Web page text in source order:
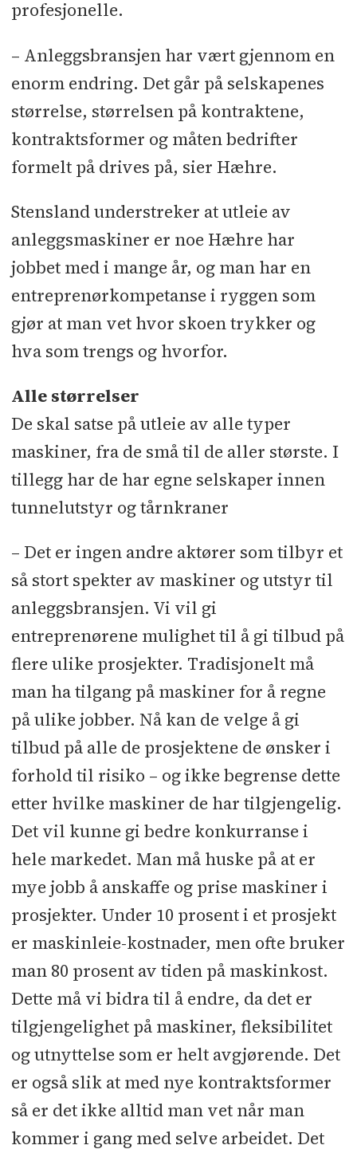
profesjonelle.
– Anleggsbransjen har vært gjennom en
enorm endring. Det går på selskapenes
størrelse, størrelsen på kontraktene,
kontraktsformer og måten bedrifter
formelt på drives på, sier Hæhre.
Stensland understreker at utleie av
anleggsmaskiner er noe Hæhre har
jobbet med i mange år, og man har en
entreprenørkompetanse i ryggen som
gjør at man vet hvor skoen trykker og
hva som trengs og hvorfor.
Alle størrelser
De skal satse på utleie av alle typer
maskiner, fra de små til de aller største. I
tillegg har de har egne selskaper innen
tunnelutstyr og tårnkraner
– Det er ingen andre aktører som tilbyr et
så stort spekter av maskiner og utstyr til
anleggsbransjen. Vi vil gi
entreprenørene mulighet til å gi tilbud på
flere ulike prosjekter. Tradisjonelt må
man ha tilgang på maskiner for å regne
på ulike jobber. Nå kan de velge å gi
tilbud på alle de prosjektene de ønsker i
forhold til risiko – og ikke begrense dette
etter hvilke maskiner de har tilgjengelig.
Det vil kunne gi bedre konkurranse i
hele markedet. Man må huske på at er
mye jobb å anskaffe og prise maskiner i
prosjekter. Under 10 prosent i et prosjekt
er maskinleie-kostnader, men ofte bruker
man 80 prosent av tiden på maskinkost.
Dette må vi bidra til å endre, da det er
tilgjengelighet på maskiner, fleksibilitet
og utnyttelse som er helt avgjørende. Det
er også slik at med nye kontraktsformer
så er det ikke alltid man vet når man
kommer i gang med selve arbeidet. Det